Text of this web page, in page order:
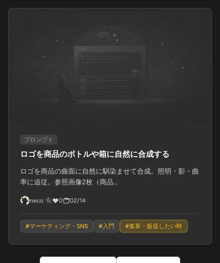
プロンプト
ロゴを商品のボトルや箱に自然に合成する
ロゴを商品の曲面に自然に馴染ませて合成。照明・影・曲
率に追従。参照画像2枚（商品...
neco.🐈‍⬛ 0 02/14
#マーケティング・SNS # 入門 #集客・販促したい時